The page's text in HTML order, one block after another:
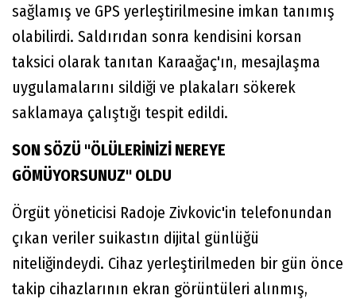
sağlamış ve GPS yerleştirilmesine imkan tanımış
olabilirdi. Saldırıdan sonra kendisini korsan
taksici olarak tanıtan Karaağaç'ın, mesajlaşma
uygulamalarını sildiği ve plakaları sökerek
saklamaya çalıştığı tespit edildi.
SON SÖZÜ "ÖLÜLERİNİZİ NEREYE
GÖMÜYORSUNUZ" OLDU
Örgüt yöneticisi Radoje Zivkovic'in telefonundan
çıkan veriler suikastın dijital günlüğü
niteliğindeydi. Cihaz yerleştirilmeden bir gün önce
takip cihazlarının ekran görüntüleri alınmış,